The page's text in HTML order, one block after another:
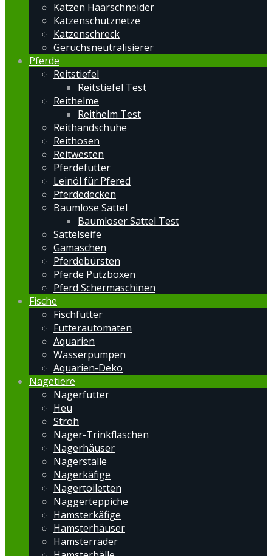
Katzen Haarschneider
Katzenschutznetze
Katzenschreck
Geruchsneutralisierer
Pferde
Reitstiefel
Reitstiefel Test
Reithelme
Reithelm Test
Reithandschuhe
Reithosen
Reitwesten
Pferdefutter
Leinöl für Pfered
Pferdedecken
Baumlose Sattel
Baumloser Sattel Test
Sattelseife
Gamaschen
Pferdebürsten
Pferde Putzboxen
Pferd Schermaschinen
Fische
Fischfutter
Futterautomaten
Aquarien
Wasserpumpen
Aquarien-Deko
Nagetiere
Nagerfutter
Heu
Stroh
Nager-Trinkflaschen
Nagerhäuser
Nagerställe
Nagerkäfige
Nagertoiletten
Naggerteppiche
Hamsterkäfige
Hamsterhäuser
Hamsterräder